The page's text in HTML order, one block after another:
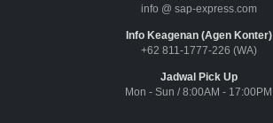
info @ sap-express.com
Info Keagenan (Agen Konter)
+62 811-1777-226 (WA)
Jadwal Pick Up
Mon - Sun / 8:00AM - 17:00PM